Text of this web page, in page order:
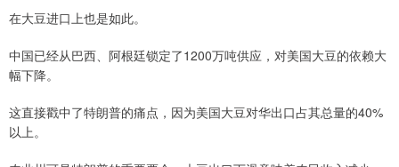
在大豆进口上也是如此。
中国已经从巴西、阿根廷锁定了1200万吨供应，对美国大豆的依赖大
幅下降。
这直接戳中了特朗普的痛点，因为美国大豆对华出口占其总量的40%
以上。